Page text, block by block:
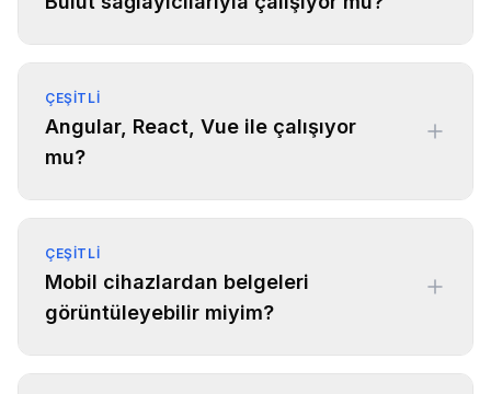
ÇEŞITLI
Angular, React, Vue ile çalışıyor
mu?
ÇEŞITLI
Mobil cihazlardan belgeleri
görüntüleyebilir miyim?